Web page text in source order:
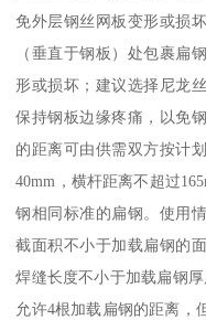
免外层钢丝网板变形或损
（垂直于钢板）处包裹扁
形或损坏；建议选择尼龙
保持钢板边缘疼痛，以免
的距离可由供需双方按计
40mm，横杆距离不超过
钢相同标准的扁钢。使用
截面积不小于加载扁钢的
焊缝长度不小于加载扁钢
允许4根加载扁钢的距离，